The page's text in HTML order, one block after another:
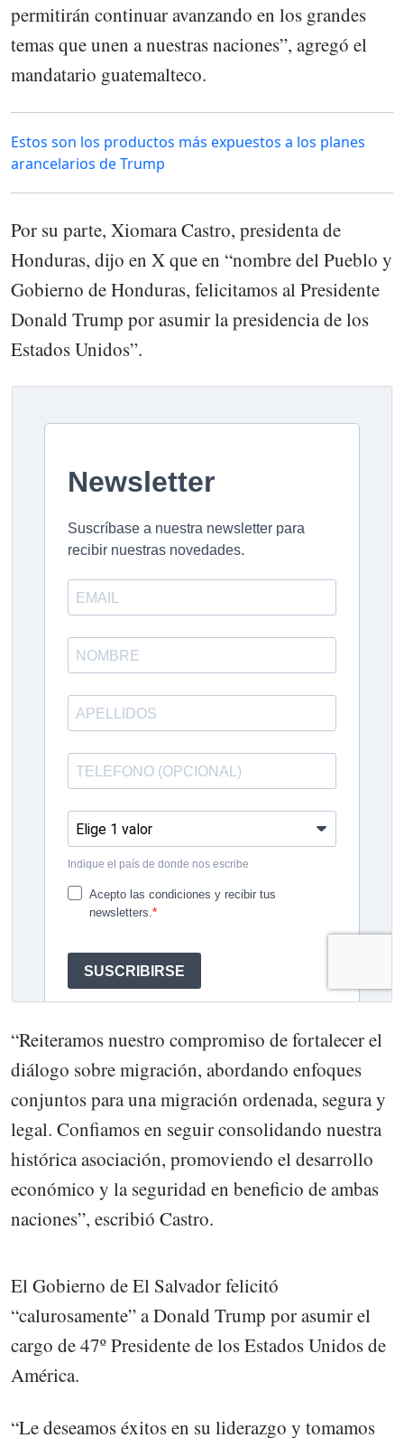
permitirán continuar avanzando en los grandes
temas que unen a nuestras naciones”, agregó el
mandatario guatemalteco.
Estos son los productos más expuestos a los planes
arancelarios de Trump
Por su parte, Xiomara Castro, presidenta de
Honduras, dijo en X que en “nombre del Pueblo y
Gobierno de Honduras, felicitamos al Presidente
Donald Trump por asumir la presidencia de los
Estados Unidos”.
“Reiteramos nuestro compromiso de fortalecer el
diálogo sobre migración, abordando enfoques
conjuntos para una migración ordenada, segura y
legal. Confiamos en seguir consolidando nuestra
histórica asociación, promoviendo el desarrollo
económico y la seguridad en beneficio de ambas
naciones”, escribió Castro.
El Gobierno de El Salvador felicitó
“calurosamente” a Donald Trump por asumir el
cargo de 47º Presidente de los Estados Unidos de
América.
“Le deseamos éxitos en su liderazgo y tomamos